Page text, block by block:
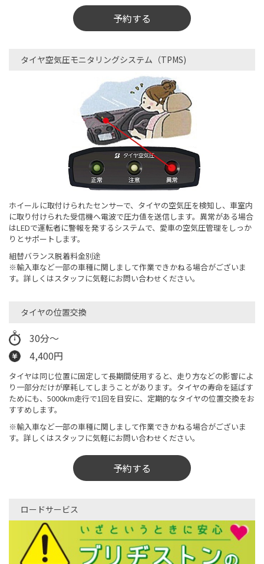
予約する
タイヤ空気圧モニタリングシステム（TPMS)
ホイールに取付けられたセンサーで、タイヤの空気圧を検知し、車室内
に取り付けられた受信機へ電波で圧力値を送信します。異常がある場合
はLEDで運転者に警報を発するシステムで、愛車の空気圧管理をしっか
りとサポートします。
組替バランス脱着料金別途
※輸入車など一部の車種に関しまして作業できかねる場合がございま
す。詳しくはスタッフに気軽にお問い合わせください。
タイヤの位置交換
30分～
4,400円
タイヤは同じ位置に固定して長期間使用すると、走り方などの影響によ
り一部分だけが摩耗してしまうことがあります。タイヤの寿命を延ばす
ためにも、5000km走行で1回を目安に、定期的なタイヤの位置交換をお
すすめします。
※輸入車など一部の車種に関しまして作業できかねる場合がございま
す。詳しくはスタッフに気軽にお問い合わせください。
予約する
ロードサービス